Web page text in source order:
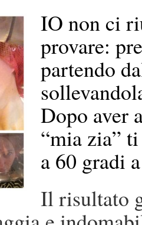
IO non ci
provare:
partendo
Dopo aver
“mia zia”
a 60 gradi
Il risultato